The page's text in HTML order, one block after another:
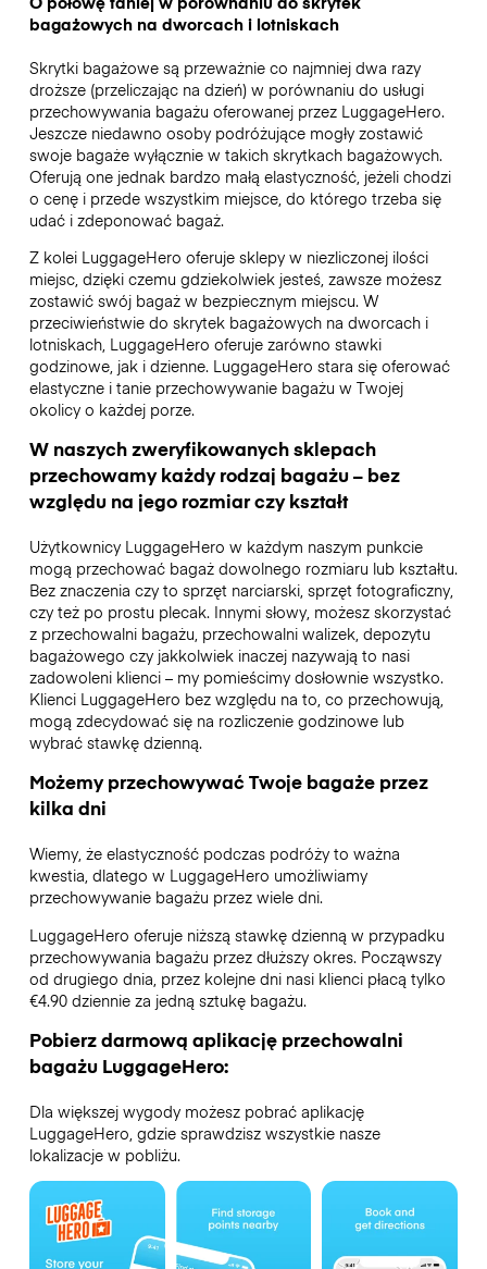
bagażowych na dworcach i lotniskach
Skrytki bagażowe są przeważnie co najmniej dwa razy
droższe (przeliczając na dzień) w porównaniu do usługi
przechowywania bagażu oferowanej przez LuggageHero.
Jeszcze niedawno osoby podróżujące mogły zostawić
swoje bagaże wyłącznie w takich skrytkach bagażowych.
Oferują one jednak bardzo małą elastyczność, jeżeli chodzi
o cenę i przede wszystkim miejsce, do którego trzeba się
udać i zdeponować bagaż.
Z kolei LuggageHero oferuje sklepy w niezliczonej ilości
miejsc, dzięki czemu gdziekolwiek jesteś, zawsze możesz
zostawić swój bagaż w bezpiecznym miejscu. W
przeciwieństwie do skrytek bagażowych na dworcach i
lotniskach, LuggageHero oferuje zarówno stawki
godzinowe, jak i dzienne. LuggageHero stara się oferować
elastyczne i tanie przechowywanie bagażu w Twojej
okolicy o każdej porze.
W naszych zweryfikowanych sklepach
przechowamy każdy rodzaj bagażu – bez
względu na jego rozmiar czy kształt
Użytkownicy LuggageHero w każdym naszym punkcie
mogą przechować bagaż dowolnego rozmiaru lub kształtu.
Bez znaczenia czy to sprzęt narciarski, sprzęt fotograficzny,
czy też po prostu plecak. Innymi słowy, możesz skorzystać
z przechowalni bagażu, przechowalni walizek, depozytu
bagażowego czy jakkolwiek inaczej nazywają to nasi
zadowoleni klienci – my pomieścimy dosłownie wszystko.
Klienci LuggageHero bez względu na to, co przechowują,
mogą zdecydować się na rozliczenie godzinowe lub
wybrać stawkę dzienną.
Możemy przechowywać Twoje bagaże przez
kilka dni
Wiemy, że elastyczność podczas podróży to ważna
kwestia, dlatego w LuggageHero umożliwiamy
przechowywanie bagażu przez wiele dni.
LuggageHero oferuje niższą stawkę dzienną w przypadku
przechowywania bagażu przez dłuższy okres. Począwszy
od drugiego dnia, przez kolejne dni nasi klienci płacą tylko
€4.90 dziennie za jedną sztukę bagażu.
Pobierz darmową aplikację przechowalni
bagażu LuggageHero:
Dla większej wygody możesz pobrać aplikację
LuggageHero, gdzie sprawdzisz wszystkie nasze
lokalizacje w pobliżu.